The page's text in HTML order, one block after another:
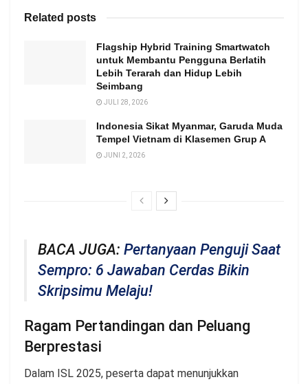
Related posts
Flagship Hybrid Training Smartwatch
untuk Membantu Pengguna Berlatih
Lebih Terarah dan Hidup Lebih
Seimbang
JULI 28, 2026
Indonesia Sikat Myanmar, Garuda Muda
Tempel Vietnam di Klasemen Grup A
JUNI 2, 2026
BACA JUGA: Pertanyaan Penguji Saat
Sempro: 6 Jawaban Cerdas Bikin
Skripsimu Melaju!
Ragam Pertandingan dan Peluang
Berprestasi
Dalam ISL 2025, peserta dapat menunjukkan